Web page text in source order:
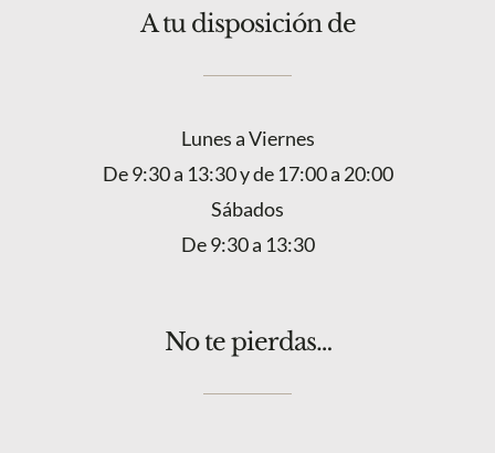
A tu disposición de
Lunes a Viernes
De 9:30 a 13:30 y de 17:00 a 20:00
Sábados
De 9:30 a 13:30
No te pierdas…